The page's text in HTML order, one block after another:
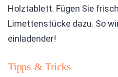
Holztablett. Fügen Sie
Limettenstücke dazu. So
einladender!
Tipps & Tricks